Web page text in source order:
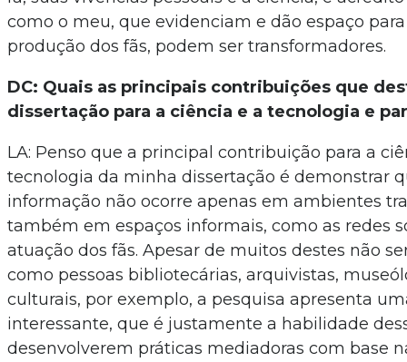
como o meu, que evidenciam e dão espaço
produção dos fãs, podem ser transformadores.
DC: Quais as principais contribuições que
dissertação para a ciência e a tecnologia e
LA: Penso que a principal contribuição para a
tecnologia da minha dissertação é demonstrar
informação não ocorre apenas em ambientes
também em espaços informais, como as redes
atuação dos fãs. Apesar de muitos destes não
como pessoas bibliotecárias, arquivistas,
culturais, por exemplo, a pesquisa apresenta
interessante, que é justamente a habilidade
desenvolverem práticas mediadoras com base